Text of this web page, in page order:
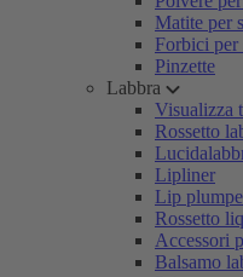
Matite per
Forbici per
Pinzette
Labbra
Visualizza
Rossetto
Lipliner
Lip
Rossetto
Accessori
Balsamo